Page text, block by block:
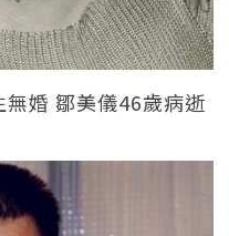
無婚 鄒美儀46歲病逝